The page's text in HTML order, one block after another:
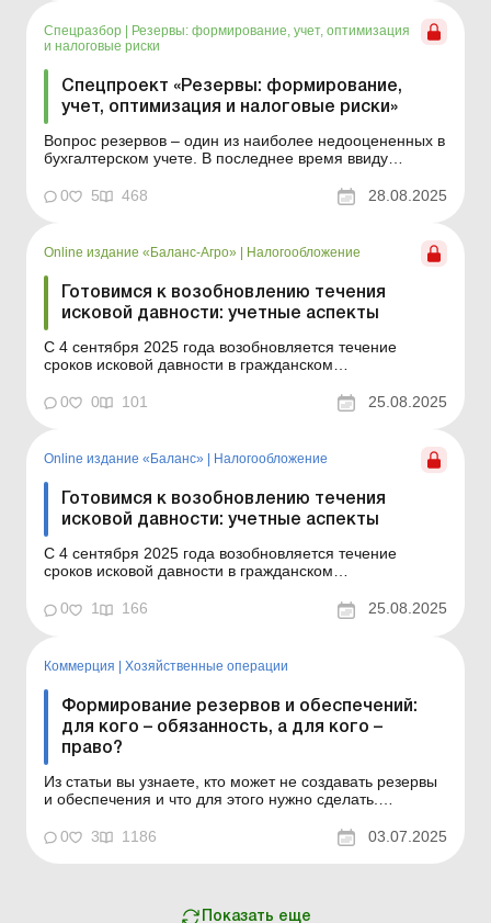
кроме ...
Спецразбор | Резервы: формирование, учет, оптимизация
и налоговые риски
Спецпроект «Резервы: формирование,
учет, оптимизация и налоговые риски»
Вопрос резервов – один из наиболее недооцененных в
бухгалтерском учете. В последнее время ввиду
пристального внимания налоговиков этот вопрос
приобрел особую актуальность. А свежая судебная
неформир...
0 5 468 28.08.2025
Online издание «Баланс-Агро» Налогообложение
Готовимся к возобновлению течения
исковой давности: учетные аспекты
С 4 сентября 2025 года возобновляется течение
сроков исковой давности в гражданском
последствия это будет иметь для плательщиков налога
на прибыль, плательщиков НДС, единого налога, а
2025 года С 04.09.20...
0 0 101 25.08.2025
Online издание «Баланс» Налогообложение
Готовимся к возобновлению течения
исковой давности: учетные аспекты
С 4 сентября 2025 года возобновляется течение
сроков исковой давности в гражданском
последствия это будет иметь для плательщиков налога
на прибыль, плательщиков НДС, единого налога, а
года С 04.09.2025 вс...
0 1 166 25.08.2025
Коммерция | Хозяйственные операции
Формирование резервов и обеспечений:
для кого – обязанность, а для кого –
право?
Из статьи вы узнаете, кто может не создавать резервы
и обеспечения и что для этого нужно сделать.
обеспечений – не простая задача. Кто обязан их
создавать? Кому разрешено не прибегать к этой
0 3 1186 03.07.2025
Показать еще